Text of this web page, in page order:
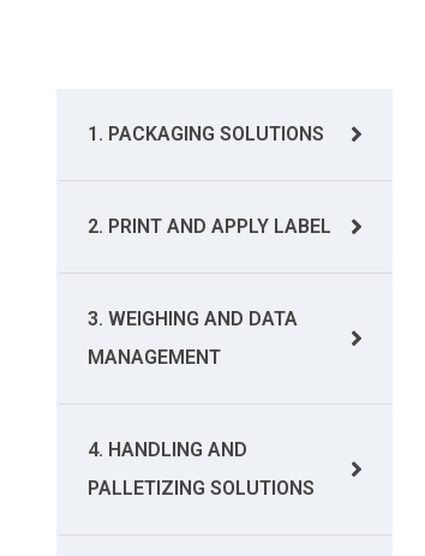
1. PACKAGING SOLUTIONS
2. PRINT AND APPLY LABEL
3. WEIGHING AND DATA
MANAGEMENT
4. HANDLING AND
PALLETIZING SOLUTIONS